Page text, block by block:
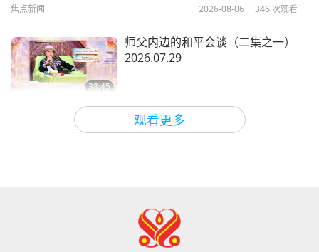
2:50
无上师电视台复播一周年之全球贺词
3049次观看
观看更多
焦点新闻 2026-08-06 346 次观看
38:45
师父内边的和平会谈（二集之一）
2026.07.29
2026-08-06
25:38
「快速充电」是一种美妙的方法，能